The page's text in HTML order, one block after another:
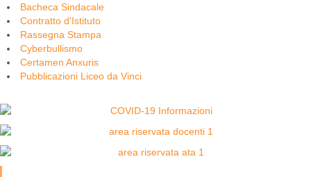
Bacheca Sindacale
Contratto d'Istituto
Rassegna Stampa
Cyberbullismo
Certamen Anxuris
Pubblicazioni Liceo da Vinci